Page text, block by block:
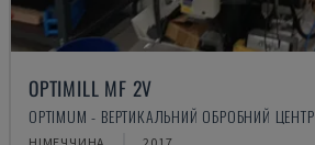
OPTIMILL MF 2V
OPTIMUM - ВЕРТИКАЛЬНИЙ ОБРОБНИЙ ЦЕНТР